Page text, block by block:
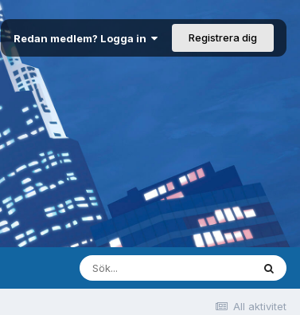
Redan medlem? Logga in Registrera dig
All aktivitet